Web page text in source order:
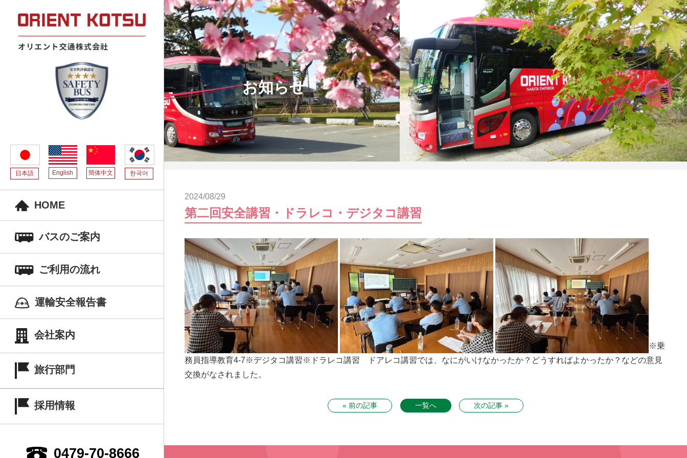
日本語 English 簡体中文 한국어
HOME
バスのご案内
ご利用の流れ
運輸安全報告書
会社案内
旅行部門
採用情報
0479-70-8666
お知らせ NEWS
2024/08/29
第二回安全講習・ドラレコ・デジタコ講習
※乗
務員指導教育4-7※デジタコ講習※ドラレコ講習 ドアレコ講習では、なにがいけなかったか？どうすればよかったか？などの意見
交換がなされました。
« 前の記事 一覧へ 次の記事 »